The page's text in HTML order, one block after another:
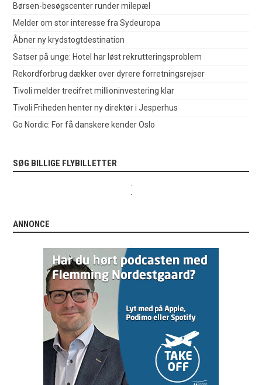
Børsen-besøgscenter runder milepæl
Melder om stor interesse fra Sydeuropa
Åbner ny krydstogtdestination
Satser på unge: Hotel har løst rekrutteringsproblem
Rekordforbrug dækker over dyrere forretningsrejser
Tivoli melder trecifret millioninvestering klar
Tivoli Friheden henter ny direktør i Jesperhus
Go Nordic: For få danskere kender Oslo
SØG BILLIGE FLYBILLETTER
ANNONCE